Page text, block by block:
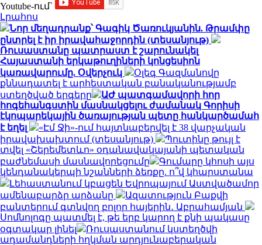
Youtube-ում`
Լրահոս
Նոր մեղադրանք՝ Գագիկ Ծառուկյանին. Թրամփը
ընտրել է իր իրավահաջորդին (տեսանյութ)
Ռուսաստանը պատրաստ է շարունակել
Հայաստանի երկաթուղիների կոնցեսիոն
կառավարումը. Օվերչուկ
Օլեգ Գազմանովը
քննադատել է արհեստական բանականությամբ
ստեղծված երգերը
ԱԺ պատգամավորի հոր
հոգեհանգստին մասնակցելու ժամանակ Գորիսի
էկոպարեկային ծառայության պետը հանկարծամահ
է եղել
«Էմ Ջի»-ում հայտնաբերվել է 38 վարչական
իրավախախտում (տեսանյութ)
Պուտինը թույլ է
տվել «Շերեմետևո» օդանավակայանի պետական
բաժնեմասի մասնավորեցումը
Գումարը կհոսի այս
կենդանակերպի նշանների ձեռքը. ո՞վ կհարստանա
Լեհաստանում կբացեն Եվրոպայում Աստվածամոր
ամենաբարձր արձանը
Ազատություն Բաքվի
բանտերում գտնվող բոլոր հայերին․ Աբրահամյան
Սոմնոլոգը պատմել է, թե երբ կարող է քնի պակասը
օգտակար լինել
Ռուսաստանում կստեղծվի
ադամանդների հղկման արդյունաբերական